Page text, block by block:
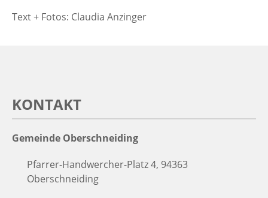
Text + Fotos: Claudia Anzinger
KONTAKT
Gemeinde Oberschneiding
Pfarrer-Handwercher-Platz 4, 94363
Oberschneiding